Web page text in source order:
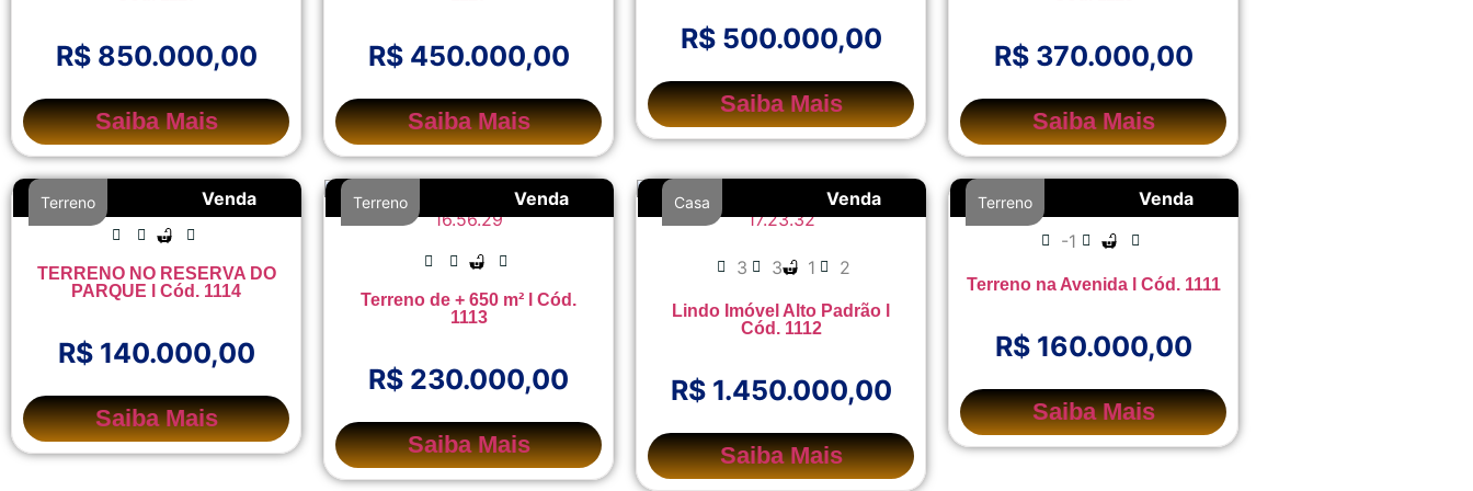
R$ 850.000,00
Saiba Mais
R$ 450.000,00
Saiba Mais
R$ 500.000,00
Saiba Mais
R$ 370.000,00
Saiba Mais
Venda
Terreno
TERRENO NO RESERVA DO
PARQUE l Cód. 1114
R$ 140.000,00
Saiba Mais
Venda
Terreno
Terreno de + 650 m² l Cód.
1113
R$ 230.000,00
Saiba Mais
Venda
Casa
3 3 1 2
Lindo Imóvel Alto Padrão l
Cód. 1112
R$ 1.450.000,00
Saiba Mais
Venda
Terreno
-1
Terreno na Avenida l Cód. 1111
R$ 160.000,00
Saiba Mais